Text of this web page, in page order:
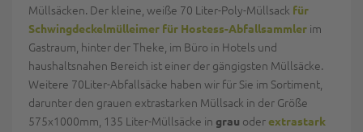
Müllsäcken. Der kleine, weiße 70 Liter-Poly-Müllsack für
Schwingdeckelmülleimer für Hostess-Abfallsammler im
Gastraum, hinter der Theke, im Büro in Hotels und
haushaltsnahen Bereich ist einer der gängigsten Müllsäcke.
Weitere 70Liter-Abfallsäcke haben wir für Sie im Sortiment,
darunter den grauen extrastarken Müllsack in der Größe
575x1000mm, 135 Liter-Müllsäcke in grau oderextrastark